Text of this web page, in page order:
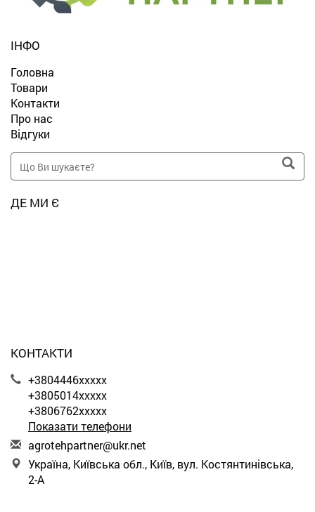
ІНФО
Головна
Товари
Контакти
Про нас
Відгуки
ДЕ МИ Є
КОНТАКТИ
+3804446xxxxx
+3805014xxxxx
+3806762xxxxx
Показати телефони
agrotehpartner@ukr.net
Україна, Київська обл., Київ, вул. Костянтинівська,
2-А